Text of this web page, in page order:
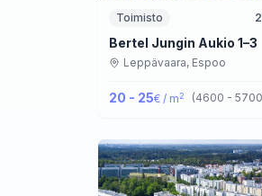
Toimisto
Bertel Jungin Aukio 1–3
Leppävaara, Espoo
20 - 25€ / m2 (4600 - 5700